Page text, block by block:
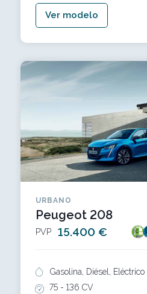
Ver modelo
URBANO
Peugeot 208
PVP 15.400 €
Gasolina, Diésel, Eléctrico
75 - 136 CV